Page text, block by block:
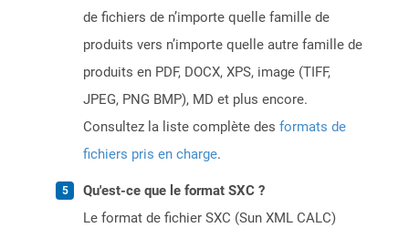
de fichiers de n’importe quelle famille de
produits vers n’importe quelle autre famille de
produits en PDF, DOCX, XPS, image (TIFF,
JPEG, PNG BMP), MD et plus encore.
Consultez la liste complète des formats de
fichiers pris en charge.
Qu'est-ce que le format SXC ?
Le format de fichier SXC (Sun XML CALC)